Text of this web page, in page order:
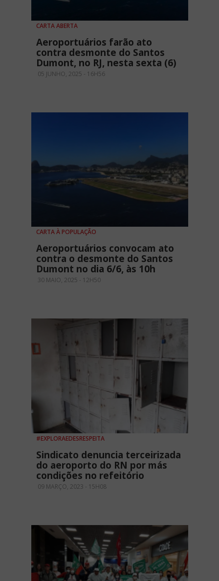
CARTA ABERTA
Aeroportuários farão ato
contra desmonte do Santos
Dumont, no RJ, nesta sexta (6)
05 JUNHO, 2025 - 16H56
CARTA À POPULAÇÃO
Aeroportuários convocam ato
contra o desmonte do Santos
Dumont no dia 6/6, às 10h
30 MAIO, 2025 - 12H50
#EXPLORAEDESRESPEITA
Sindicato denuncia terceirizada
do aeroporto do RN por más
condições no refeitório
09 MARÇO, 2023 - 15H08